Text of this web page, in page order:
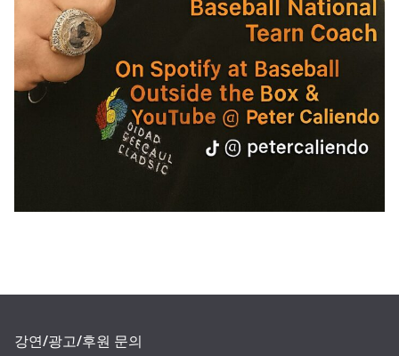
강연/광고/후원 문의